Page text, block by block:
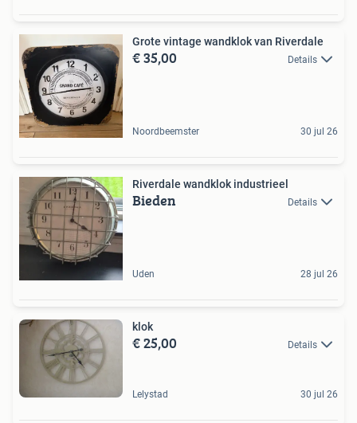
Grote vintage wandklok van Riverdale
€ 35,00 Details
Noordbeemster 30 jul 26
Riverdale wandklok industrieel
Bieden Details
Uden 28 jul 26
klok
€ 25,00 Details
Lelystad 30 jul 26